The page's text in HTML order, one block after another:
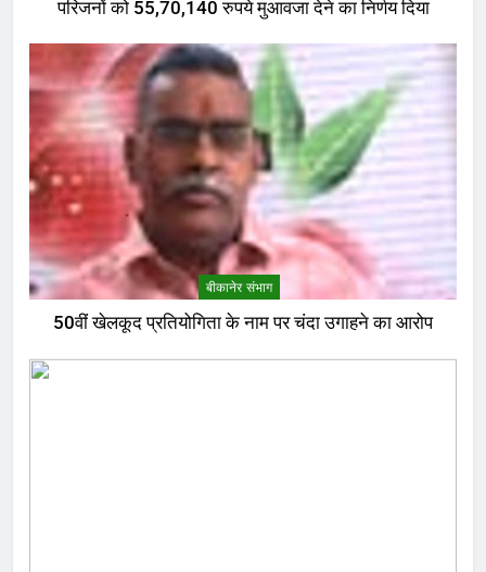
परिजनों को 55,70,140 रुपये मुआवजा देने का निर्णय दिया
बीकानेर संभाग
50वीं खेलकूद प्रतियोगिता के नाम पर चंदा उगाहने का आरोप